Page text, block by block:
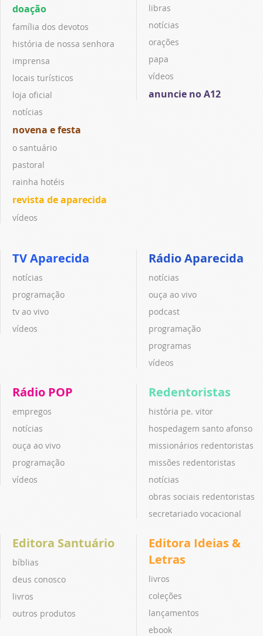
doação
família dos devotos
história de nossa senhora
imprensa
locais turísticos
loja oficial
notícias
novena e festa
o santuário
pastoral
rainha hotéis
revista de aparecida
vídeos
libras
notícias
orações
papa
vídeos
anuncie no A12
TV Aparecida
notícias
programação
tv ao vivo
vídeos
Rádio Aparecida
notícias
ouça ao vivo
podcast
programação
programas
vídeos
Rádio POP
empregos
notícias
ouça ao vivo
programação
vídeos
Redentoristas
história pe. vitor
hospedagem santo afonso
missionários redentoristas
missões redentoristas
notícias
obras sociais redentoristas
secretariado vocacional
Editora Santuário
bíblias
deus conosco
livros
outros produtos
Editora Ideias &
Letras
livros
coleções
lançamentos
ebook